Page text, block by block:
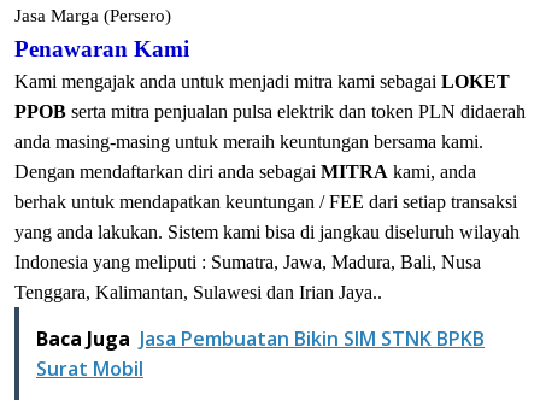
Jasa Marga (Persero)
Penawaran Kami
Kami mengajak anda untuk menjadi mitra kami sebagai LOKET
PPOB serta mitra penjualan pulsa elektrik dan token PLN didaerah
anda masing-masing untuk meraih keuntungan bersama kami.
Dengan mendaftarkan diri anda sebagai MITRA kami, anda
berhak untuk mendapatkan keuntungan / FEE dari setiap transaksi
yang anda lakukan. Sistem kami bisa di jangkau diseluruh wilayah
Indonesia yang meliputi : Sumatra, Jawa, Madura, Bali, Nusa
Tenggara, Kalimantan, Sulawesi dan Irian Jaya..
Baca Juga Jasa Pembuatan Bikin SIM STNK BPKB
Surat Mobil